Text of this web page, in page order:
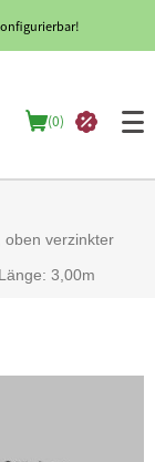
(0)
oben verzinkter
3,00m